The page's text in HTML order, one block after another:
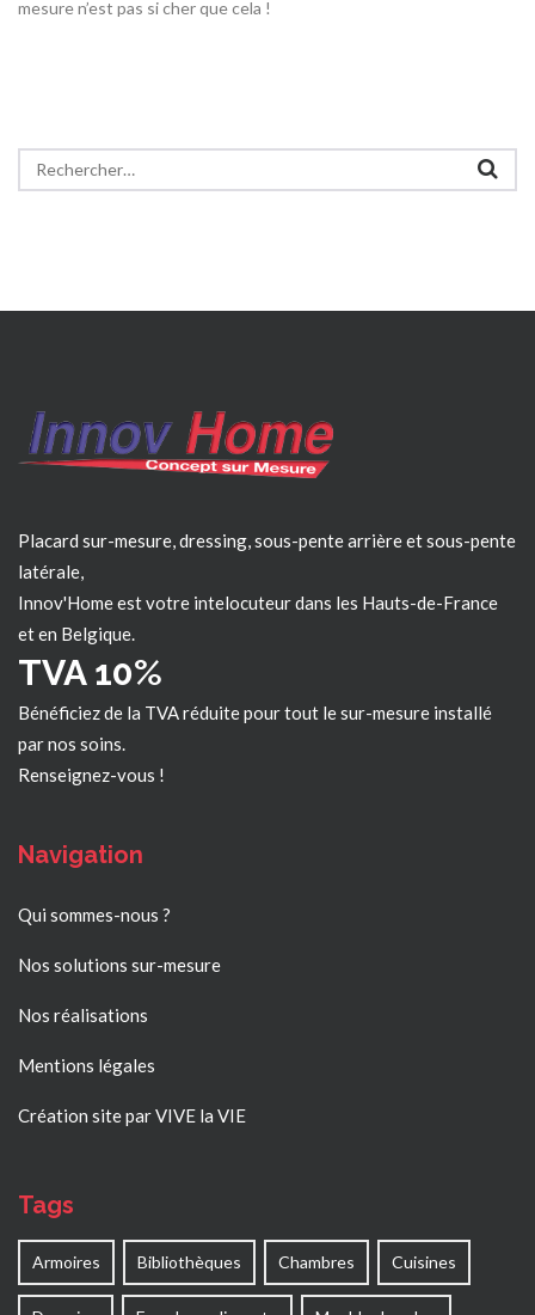
mesure n’est pas si cher que cela !
Placard sur-mesure, dressing, sous-pente arrière et sous-pente
latérale,
Innov'Home est votre intelocuteur dans les Hauts-de-France
et en Belgique.
TVA 10%
Bénéficiez de la TVA réduite pour tout le sur-mesure installé
par nos soins.
Renseignez-vous !
Navigation
Qui sommes-nous ?
Nos solutions sur-mesure
Nos réalisations
Mentions légales
Création site par VIVE la VIE
Tags
Armoires Bibliothèques Chambres Cuisines